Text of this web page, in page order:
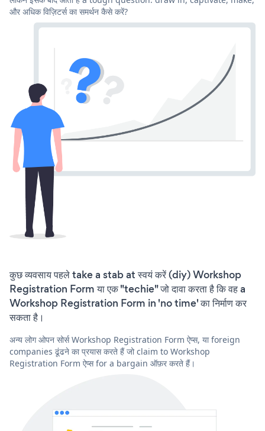
और अधिक विज़िटर्स का समर्थन कैसे करें?
कुछ व्यवसाय पहले take a stab at स्वयं करें (diy) Workshop
Registration Form या एक "techie" जो दावा करता है कि वह a
Workshop Registration Form in 'no time' का निर्माण कर
सकता है।
अन्य लोग ओपन सोर्स Workshop Registration Form ऐप्स, या foreign
companies ढूंढने का प्रयास करते हैं जो claim to Workshop
Registration Form ऐप्स for a bargain ऑफ़र करते हैं।